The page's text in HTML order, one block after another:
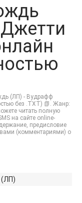
(ЛП) - Вудрафф
без .TXT) 📗. Жанр:
читать полную
на сайте online-
предисловие
(комментариями) о
(ЛП)